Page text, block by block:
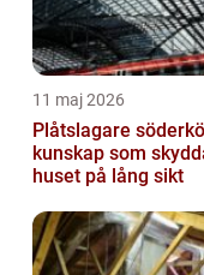
11 maj 2026
Plåtslagare
kunskap som
huset på lång sikt